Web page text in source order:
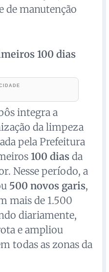
de manutenção
100 dias
integra a
da limpeza
pela Prefeitura
100 dias da
Nesse período, a
500 novos garis,
mais de 1.500
diariamente,
e ampliou
todas as zonas da